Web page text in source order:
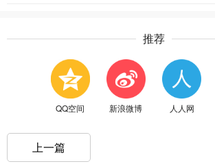
推荐
QQ空间 新浪微博 人人网
上一篇